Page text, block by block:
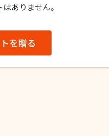
ありません。
を贈る